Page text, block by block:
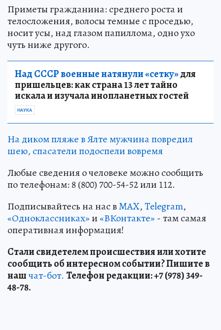
Приметы гражданина: среднего роста и
телосложения, волосы темные с проседью,
носит усы, над глазом папиллома, одно ухо
чуть ниже другого.
Над СССР военные натянули «сетку»для
пришельцев: как страна 13 лет тайно
искала и изучала инопланетных гостей
НАУКА
На диком пляже в Ялте мужчина повредил
шею, спасатели подоспели вовремя
Любые сведения о человеке можно сообщить
по телефонам: 8 (800) 700-54-52 или 112.
Подписывайтесь на нас вMAX,Telegram,
«Одноклассниках»и«ВКонтакте» - там самая
оперативная информация!
Стали свидетелем происшествия или хотите
сообщить об интересном событии? Пишите в
нашчат-бот. Телефон редакции: +7 (978) 349-
48-78.